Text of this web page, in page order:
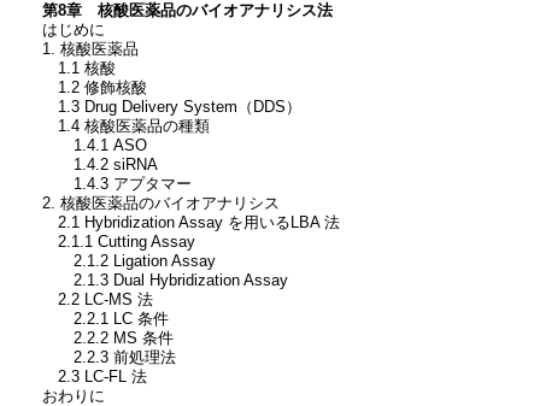
第8章 核酸医薬品のバイオアナリシス法
はじめに
1. 核酸医薬品
1.1 核酸
1.2 修飾核酸
1.3 Drug Delivery System（DDS）
1.4 核酸医薬品の種類
1.4.1 ASO
1.4.2 siRNA
1.4.3 アプタマー
2. 核酸医薬品のバイオアナリシス
2.1 Hybridization Assay を用いるLBA 法
2.1.1 Cutting Assay
2.1.2 Ligation Assay
2.1.3 Dual Hybridization Assay
2.2 LC-MS 法
2.2.1 LC 条件
2.2.2 MS 条件
2.2.3 前処理法
2.3 LC-FL 法
おわりに